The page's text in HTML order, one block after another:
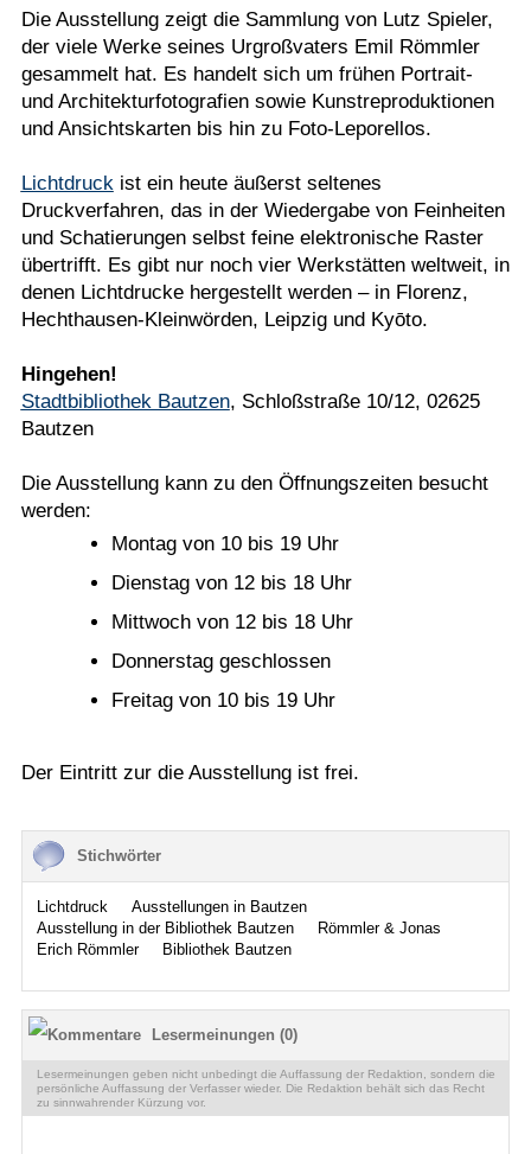
Die Ausstellung zeigt die Sammlung von Lutz Spieler,
der viele Werke seines Urgroßvaters Emil Römmler
gesammelt hat. Es handelt sich um frühen Portrait-
und Architekturfotografien sowie Kunstreproduktionen
und Ansichtskarten bis hin zu Foto-Leporellos.
Lichtdruckist ein heute äußerst seltenes
Druckverfahren, das in der Wiedergabe von Feinheiten
und Schatierungen selbst feine elektronische Raster
übertrifft. Es gibt nur noch vier Werkstätten weltweit, in
denen Lichtdrucke hergestellt werden – in Florenz,
Hechthausen-Kleinwörden, Leipzig und Kyōto.
Hingehen!
Stadtbibliothek Bautzen, Schloßstraße 10/12, 02625
Bautzen
Die Ausstellung kann zu den Öffnungszeiten besucht
werden:
Montag von 10 bis 19 Uhr
Dienstag von 12 bis 18 Uhr
Mittwoch von 12 bis 18 Uhr
Donnerstag geschlossen
Freitag von 10 bis 19 Uhr
Der Eintritt zur die Ausstellung ist frei.
Stichwörter
Lichtdruck
Ausstellungen in Bautzen
Ausstellung in der Bibliothek Bautzen
Römmler & Jonas
Erich Römmler
Bibliothek Bautzen
Lesermeinungen (0)
Lesermeinungen geben nicht unbedingt die Auffassung der Redaktion, sondern die
persönliche Auffassung der Verfasser wieder. Die Redaktion behält sich das Recht
zu sinnwahrender Kürzung vor.